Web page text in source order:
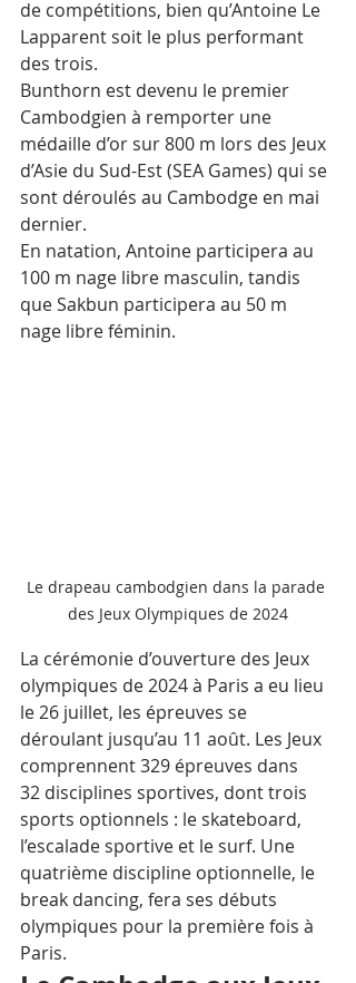
de compétitions, bien qu’Antoine Le
Lapparent soit le plus performant
des trois.
Bunthorn est devenu le premier
Cambodgien à remporter une
médaille d’or sur 800 m lors des Jeux
d’Asie du Sud-Est (SEA Games) qui se
sont déroulés au Cambodge en mai
dernier.
En natation, Antoine participera au
100 m nage libre masculin, tandis
que Sakbun participera au 50 m
nage libre féminin.
Le drapeau cambodgien dans la parade
des Jeux Olympiques de 2024
La cérémonie d’ouverture des Jeux
olympiques de 2024 à Paris a eu lieu
le 26 juillet, les épreuves se
déroulant jusqu’au 11 août. Les Jeux
comprennent 329 épreuves dans
32 disciplines sportives, dont trois
sports optionnels : le skateboard,
l’escalade sportive et le surf. Une
quatrième discipline optionnelle, le
break dancing, fera ses débuts
olympiques pour la première fois à
Paris.